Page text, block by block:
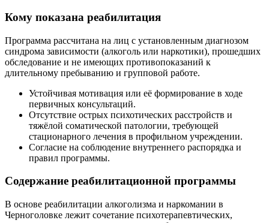
Кому показана реабилитация
Программа рассчитана на лиц с установленным диагнозом
синдрома зависимости (алкоголь или наркотики), прошедших
обследование и не имеющих противопоказаний к
длительному пребыванию и групповой работе.
Устойчивая мотивация или её формирование в ходе
первичных консультаций.
Отсутствие острых психотических расстройств и
тяжёлой соматической патологии, требующей
стационарного лечения в профильном учреждении.
Согласие на соблюдение внутреннего распорядка и
правил программы.
Содержание реабилитационной программы
В основе реабилитации алкоголизма и наркомании в
Черноголовке лежит сочетание психотерапевтических,